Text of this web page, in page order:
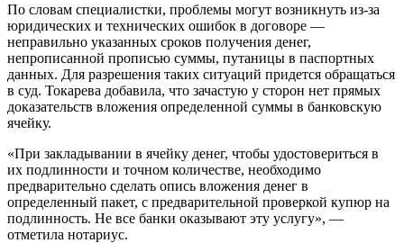
По словам специалистки, проблемы могут возникнуть из-за
юридических и технических ошибок в договоре —
неправильно указанных сроков получения денег,
непрописанной прописью суммы, путаницы в паспортных
данных. Для разрешения таких ситуаций придется обращаться
в суд. Токарева добавила, что зачастую у сторон нет прямых
доказательств вложения определенной суммы в банковскую
ячейку.
«При закладывании в ячейку денег, чтобы удостовериться в
их подлинности и точном количестве, необходимо
предварительно сделать опись вложения денег в
определенный пакет, с предварительной проверкой купюр на
подлинность. Не все банки оказывают эту услугу», —
отметила нотариус.